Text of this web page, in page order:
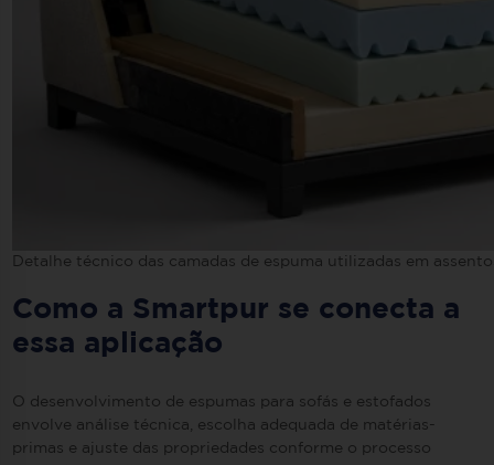
Detalhe técnico das camadas de espuma utilizadas em
Como a Smartpur se conecta a
essa aplicação
O desenvolvimento de espumas para sofás e estofados
envolve análise técnica, escolha adequada de matérias-
primas e ajuste das propriedades conforme o processo